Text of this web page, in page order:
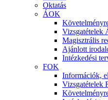
Oktatás
ÁOK
Vizsgatételek
Magisztrális
Ajánlott
Intézkedési
FOK
Információk,
Vizsgatételek